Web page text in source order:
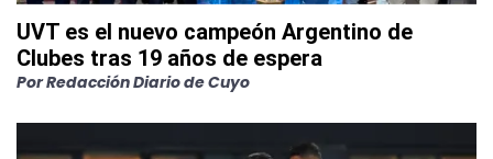
UVT es el nuevo campeón Argentino de
Clubes tras 19 años de espera
PorRedacción Diario de Cuyo